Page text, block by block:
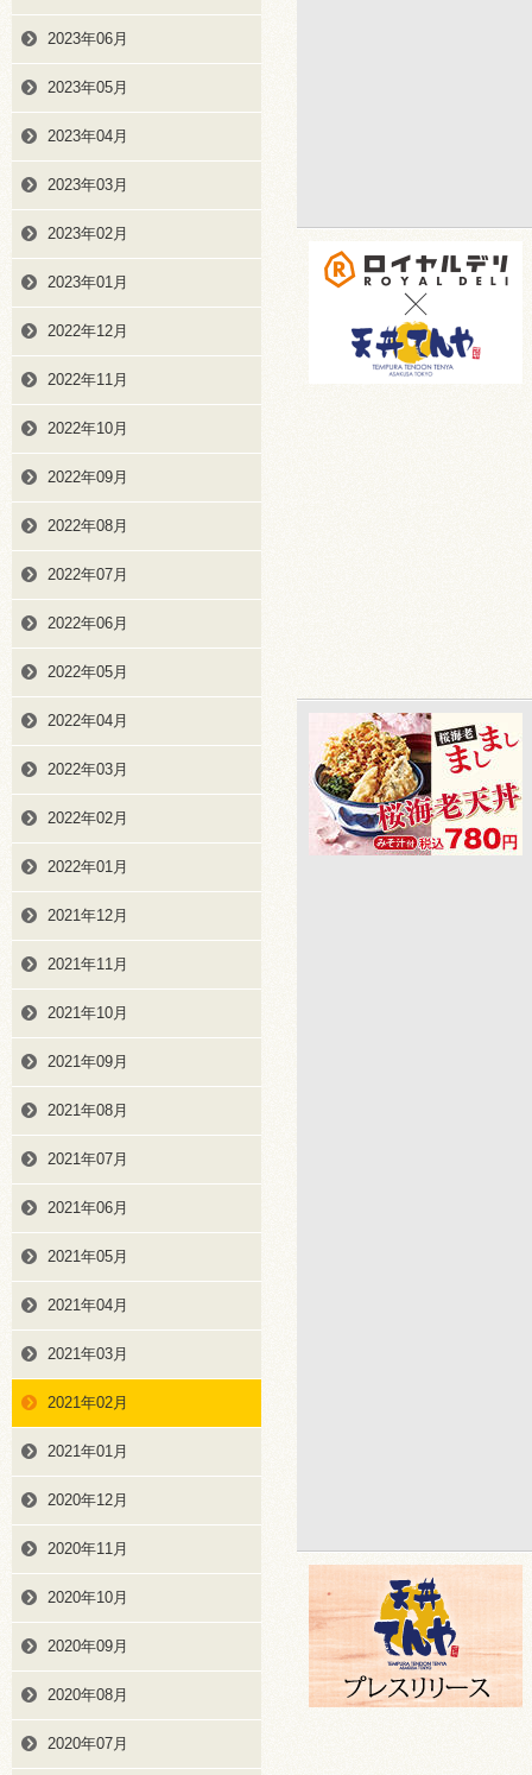
2023年06月
2023年05月
2023年04月
2023年03月
2023年02月
2023年01月
2022年12月
2022年11月
2022年10月
2022年09月
2022年08月
2022年07月
2022年06月
2022年05月
2022年04月
2022年03月
2022年02月
2022年01月
2021年12月
2021年11月
2021年10月
2021年09月
2021年08月
2021年07月
2021年06月
2021年05月
2021年04月
2021年03月
2021年02月
2021年01月
2020年12月
2020年11月
2020年10月
2020年09月
2020年08月
2020年07月